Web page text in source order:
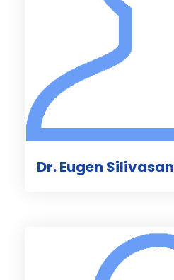
Dr. Eugen Silivasan